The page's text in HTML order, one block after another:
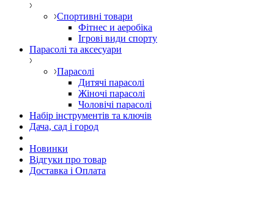
Спортивні товари
Фітнес и аеробіка
Ігрові види спорту
Парасолі та аксесуари
Парасолі
Дитячі парасолі
Жіночі парасолі
Чоловічі парасолі
Набір інструментів та ключів
Дача, сад і город
Новинки
Відгуки про товар
Доставка і Оплата